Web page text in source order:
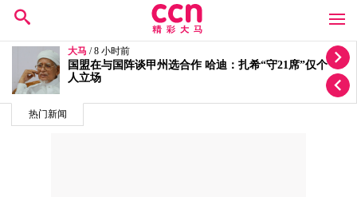
热门新闻
大马 / 8 小时前
迁就丘光耀体重量级要求！洪伟翔反问“你为何还不签
约？”